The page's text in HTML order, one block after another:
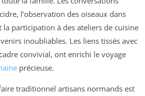
l’observation des oiseaux dans
participation à des ateliers de cuisine
inoubliables. Les liens tissés avec
convivial, ont enrichi le voyage
précieuse.
traditionnel artisans normands est